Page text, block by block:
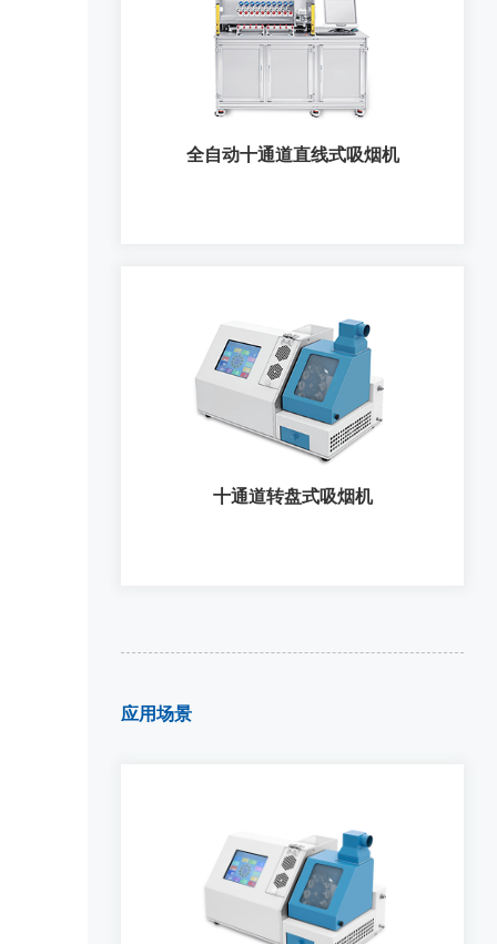
电子烟吸烟机
全自动十通道直线式吸烟机
全自动十通道直线式吸烟机
十通道转盘式吸烟机
应用场景